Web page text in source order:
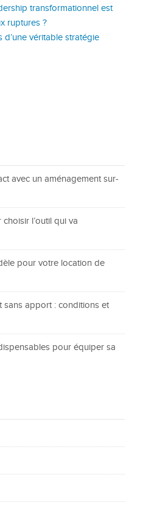
transformationnel est
ruptures ?
d’une véritable stratégie
avec un aménagement sur-
l’outil qui va
pour votre location de
sans apport : conditions et
pour équiper sa